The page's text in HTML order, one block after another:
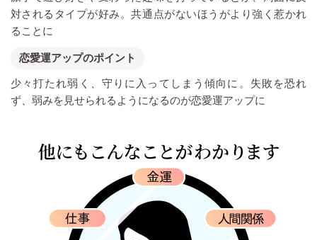
対されるタイプが好み。共通点がないほうがより強く惹かれ
ることに
恋愛運アップのポイント
少々打たれ弱く、守りに入ってしまう傾向に。失敗を恐れ
ず、弱みを見せられるようになるのが恋愛運アップに